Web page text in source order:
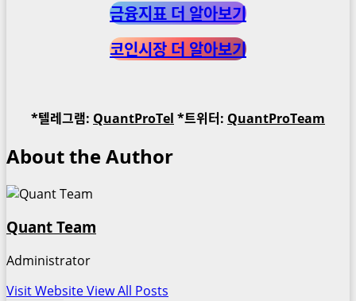
금융지표 더 알아보기
코인시장 더 알아보기
*텔레그램: QuantProTel *트위터: QuantProTeam
About the Author
Quant Team
Administrator
Visit WebsiteView All Posts